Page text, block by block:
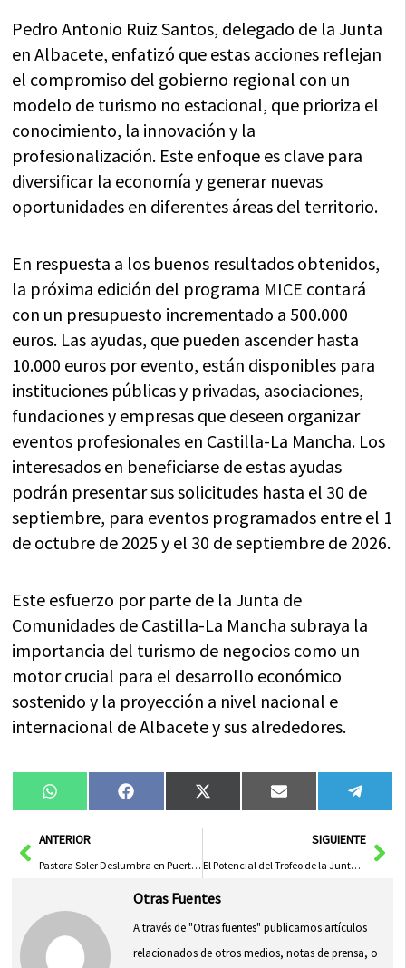
Pedro Antonio Ruiz Santos, delegado de la Junta
en Albacete, enfatizó que estas acciones reflejan
el compromiso del gobierno regional con un
modelo de turismo no estacional, que prioriza el
conocimiento, la innovación y la
profesionalización. Este enfoque es clave para
diversificar la economía y generar nuevas
oportunidades en diferentes áreas del territorio.
En respuesta a los buenos resultados obtenidos,
la próxima edición del programa MICE contará
con un presupuesto incrementado a 500.000
euros. Las ayudas, que pueden ascender hasta
10.000 euros por evento, están disponibles para
instituciones públicas y privadas, asociaciones,
fundaciones y empresas que deseen organizar
eventos profesionales en Castilla-La Mancha. Los
interesados en beneficiarse de estas ayudas
podrán presentar sus solicitudes hasta el 30 de
septiembre, para eventos programados entre el 1
de octubre de 2025 y el 30 de septiembre de 2026.
Este esfuerzo por parte de la Junta de
Comunidades de Castilla-La Mancha subraya la
importancia del turismo de negocios como un
motor crucial para el desarrollo económico
sostenido y la proyección a nivel nacional e
internacional de Albacete y sus alrededores.
Compartir
en
WhatsAppCompartir
en
FacebookCompartir
en
X
(Twitter)
Compartir
en
Email
en
AntANTERIOR
Pastora Soler Deslumbra en Puertollano con Concierto Conmemorativo de Tres Décadas de Éxito Musical
SIGUIENTE
El Potencial del Trofeo de la Junta como Instrumento Deportivo para la Región
Otras Fuentes
A través de "Otras fuentes" publicamos artículos
relacionados de otros medios, notas de prensa, o